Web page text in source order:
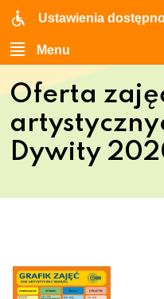
Ustawienia
Menu
Oferta
Dywity